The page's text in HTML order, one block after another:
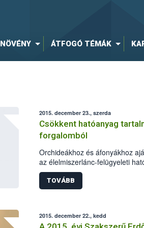
NÖVÉNY ÁTFOGÓ TÉMÁK
2015. december 23., szerda
Csökkent hatóanyag
forgalomból
Orchideákhoz és áfonyákhoz
az élelmiszerlánc-felügyeleti
biztonsági Hivatal (NÉBIH)
magnézium tartalma 2%
tartalmú Garri tápoldatok
kereskedelmi gyakorlat
TOVÁBB
2015. december 22., kedd